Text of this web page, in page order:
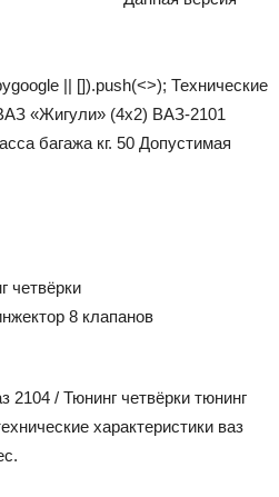
|| []).push(<>); Технические
«Жигули» (4х2) ВАЗ-2101
багажа кг. 50 Допустимая
четвёрки
2104 / Тюнинг четвёрки тюнинг
характеристики ваз